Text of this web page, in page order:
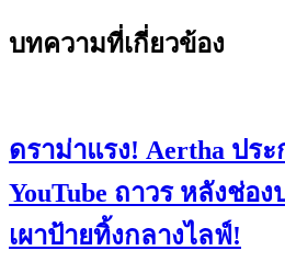
บทความที่เกี่ยวข้อง
ดราม่าแรง! Aertha ประ
YouTube ถาวร หลังช่อ
เผาป้ายทิ้งกลางไลฟ์!